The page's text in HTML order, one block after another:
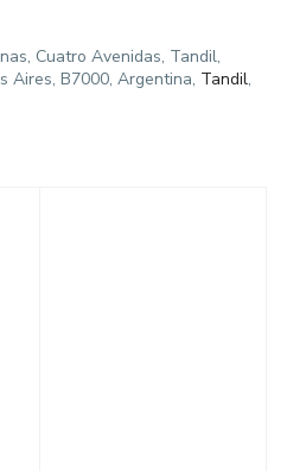
Cuatro Avenidas, Tandil,
Aires, B7000, Argentina, Tandil,